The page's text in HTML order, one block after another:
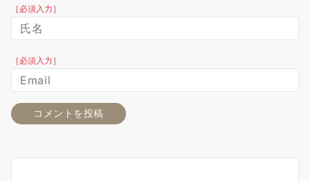
［必須入力］
［必須入力］